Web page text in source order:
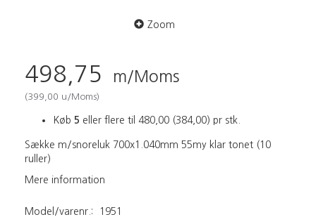
Zoom
498,75 m/Moms
(399,00 u/Moms)
Køb 5 eller flere til 480,00 (384,00) pr stk.
Sække m/snoreluk 700x1.040mm 55my klar tonet (10
ruller)
Mere information
Model/varenr.: 1951